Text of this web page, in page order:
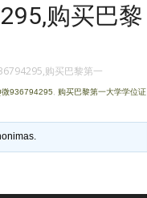
Apkasai.lt
购买巴黎
购买巴黎第一
微936794295
购买巴黎第一大学学位证
.